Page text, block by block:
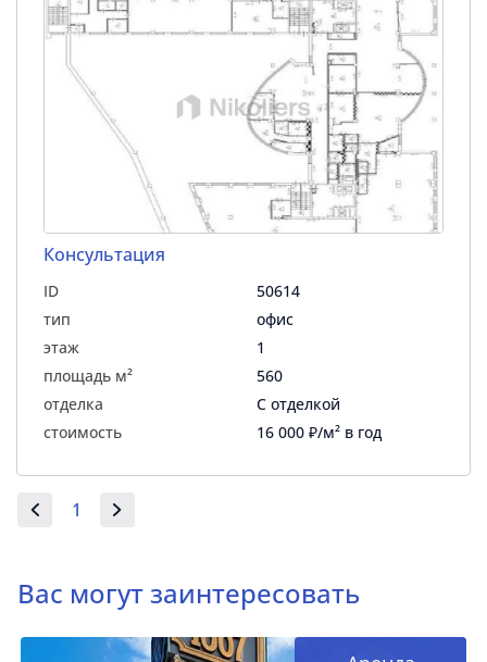
Консультация
ID
50614
тип
офис
этаж
1
площадь м²
560
отделка
С отделкой
стоимость
16 000 ₽/м² в год
1
Вас могут заинтересовать